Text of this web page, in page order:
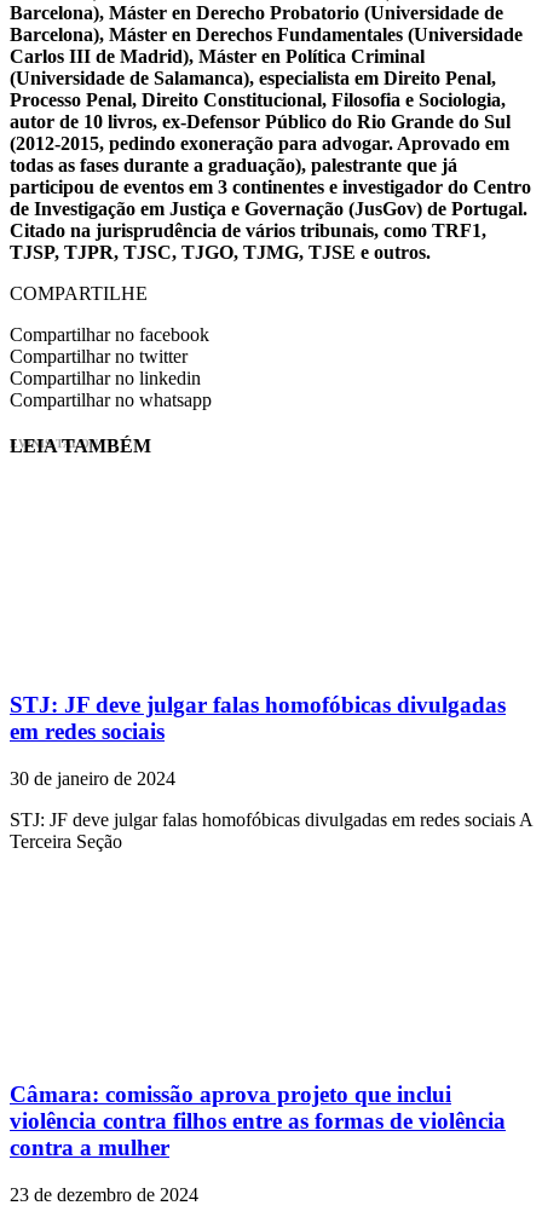
Barcelona), Máster en Derecho Probatorio (Universidade de
Barcelona), Máster en Derechos Fundamentales (Universidade
Carlos III de Madrid), Máster en Política Criminal
(Universidade de Salamanca), especialista em Direito Penal,
Processo Penal, Direito Constitucional, Filosofia e Sociologia,
autor de 10 livros, ex-Defensor Público do Rio Grande do Sul
(2012-2015, pedindo exoneração para advogar. Aprovado em
todas as fases durante a graduação), palestrante que já
participou de eventos em 3 continentes e investigador do Centro
de Investigação em Justiça e Governação (JusGov) de Portugal.
Citado na jurisprudência de vários tribunais, como TRF1,
TJSP, TJPR, TJSC, TJGO, TJMG, TJSE e outros.
COMPARTILHE
Compartilhar no facebook
Compartilhar no twitter
Compartilhar no linkedin
Compartilhar no whatsapp
EVINIS TALON
LEIA TAMBÉM
STJ: JF deve julgar falas homofóbicas divulgadas
em redes sociais
30 de janeiro de 2024
STJ: JF deve julgar falas homofóbicas divulgadas em redes sociais A
Terceira Seção
Câmara: comissão aprova projeto que inclui
violência contra filhos entre as formas de violência
contra a mulher
23 de dezembro de 2024